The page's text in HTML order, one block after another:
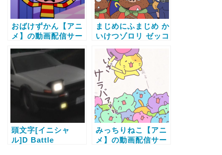
おばけずかん【アニ
メ】の動画配信サー
話視聴する方法
まじめにふまじめ か
いけつゾロリ ゼッコ
メ】の動画配信サー
ビス比較と無料で全
話視聴する方法
頭文字[イニシャ
ル]D Battle
みっちりねこ【アニ
メ】の動画配信サー